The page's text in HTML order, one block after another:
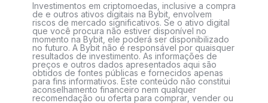
Investimentos em criptomoedas, inclusive a compra
de e outros ativos digitais na Bybit, envolvem
riscos de mercado significativos. Se o ativo digital
que você procura não estiver disponível no
momento na Bybit, ele poderá ser disponibilizado
no futuro. A Bybit não é responsável por quaisquer
resultados de investimento. As informações de
preços e outros dados apresentados aqui são
obtidos de fontes públicas e fornecidos apenas
para fins informativos. Este conteúdo não constitui
aconselhamento financeiro nem qualquer
recomendação ou oferta para comprar, vender ou